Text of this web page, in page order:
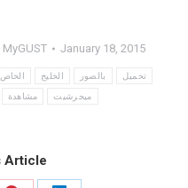
MyGUST January 18, 2015
الخاص الخليج بالصور تحميل
مشاهدة ميجرشيت
Article